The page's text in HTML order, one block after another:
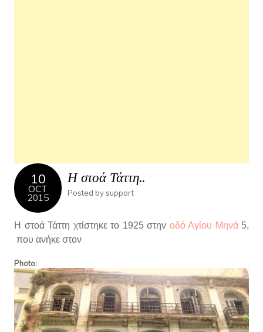
10
OCT
2015
Η στοά Τάττη..
Posted by support
Η στοά Τάττη χτίστηκε το 1925 στην οδό Αγίου Μηνά 5,
που ανήκε στον
Photo: